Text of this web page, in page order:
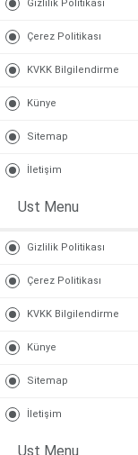
Gizlilik Politikası
Çerez Politikası
KVKK Bilgilendirme
Künye
Sitemap
İletişim
Ust Menu
Gizlilik Politikası
Çerez Politikası
KVKK Bilgilendirme
Künye
Sitemap
İletişim
Ust Menu